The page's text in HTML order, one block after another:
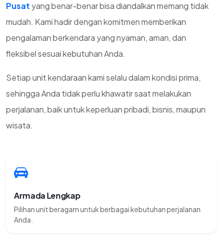
Pusat yang benar-benar bisa diandalkan memang tidak
mudah. Kami hadir dengan komitmen memberikan
pengalaman berkendara yang nyaman, aman, dan
fleksibel sesuai kebutuhan Anda.
Setiap unit kendaraan kami selalu dalam kondisi prima,
sehingga Anda tidak perlu khawatir saat melakukan
perjalanan, baik untuk keperluan pribadi, bisnis, maupun
wisata.
Armada Lengkap
Pilihan unit beragam untuk berbagai kebutuhan perjalanan
Anda.